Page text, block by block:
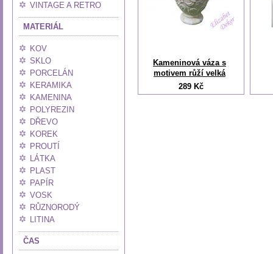
VINTAGE A RETRO
MATERIÁL
KOV
SKLO
PORCELÁN
KERAMIKA
KAMENINA
POLYREZIN
DŘEVO
KOREK
PROUTÍ
LÁTKA
PLAST
PAPÍR
VOSK
RŮZNORODÝ
LITINA
ČAS
Kameninová váza s
motivem růží velká
289 Kč